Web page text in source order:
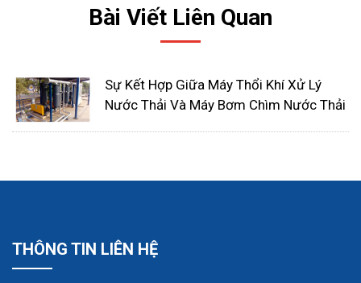
trong hệ thống xử lý nước thải
Như đã phân tích, máy thổi khí đóng một vai trò
nhiều ảnh hưởng đáng kể đối với quá trình này.
Máy thổi khí có vai trò cung cấp oxy cho quá trình
xử lý sinh học, phân hủy các chất ô nhiễm trong
vai trò của máy thổi khí trong các hệ thống xử lý
Tích hợp trong hệ thống xử lý nước thải:
Bài Viết Liên Quan
Sự Kết Hợp Giữa Máy Thổi Khí Xử Lý
Nước Thải Và Máy Bơm Chìm Nước Thải
THÔNG TIN LIÊN HỆ